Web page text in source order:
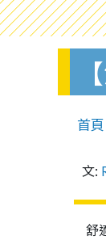
首頁
文:
舒